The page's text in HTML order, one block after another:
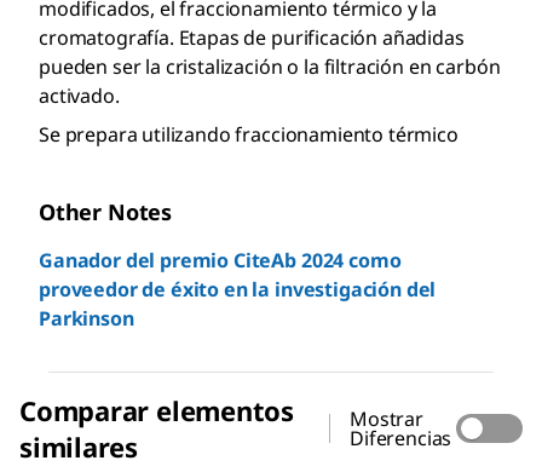
modificados, el fraccionamiento térmico y la
cromatografía. Etapas de purificación añadidas
pueden ser la cristalización o la filtración en carbón
activado.
Se prepara utilizando fraccionamiento térmico
Other Notes
Ganador del premio CiteAb 2024 como
proveedor de éxito en la investigación del
Parkinson
Comparar elementos
similares
Mostrar
Diferencias